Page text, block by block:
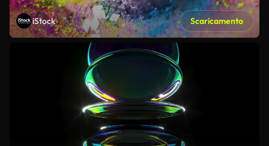
iStock Scaricamento